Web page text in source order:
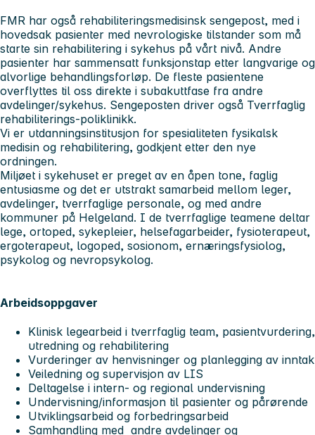
FMR har også rehabiliteringsmedisinsk sengepost, med i
hovedsak pasienter med nevrologiske tilstander som må
starte sin rehabilitering i sykehus på vårt nivå. Andre
pasienter har sammensatt funksjonstap etter langvarige og
alvorlige behandlingsforløp. De fleste pasientene
overflyttes til oss direkte i subakuttfase fra andre
avdelinger/sykehus. Sengeposten driver også Tverrfaglig
rehabiliterings-poliklinikk.
Vi er utdanningsinstitusjon for spesialiteten fysikalsk
medisin og rehabilitering, godkjent etter den nye
ordningen.
Miljøet i sykehuset er preget av en åpen tone, faglig
entusiasme og det er utstrakt samarbeid mellom leger,
avdelinger, tverrfaglige personale, og med andre
kommuner på Helgeland. I de tverrfaglige teamene deltar
lege, ortoped, sykepleier, helsefagarbeider, fysioterapeut,
ergoterapeut, logoped, sosionom, ernæringsfysiolog,
psykolog og nevropsykolog.
Arbeidsoppgaver
Klinisk legearbeid i tverrfaglig team, pasientvurdering,
utredning og rehabilitering
Vurderinger av henvisninger og planlegging av inntak
Veiledning og supervisjon av LIS
Deltagelse i intern- og regional undervisning
Undervisning/informasjon til pasienter og pårørende
Utviklingsarbeid og forbedringsarbeid
Samhandling med andre avdelinger og